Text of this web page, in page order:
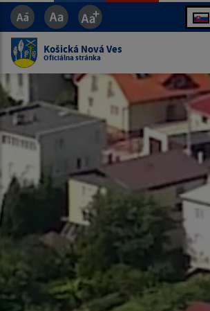
Jazyk
Košická Nová Ves
Oficiálna stránka